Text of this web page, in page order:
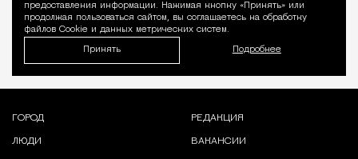
предоставления информации. Нажимая кнопку «Принять» или
продолжая пользоваться сайтом, вы соглашаетесь на обработку
файлов Cookie и данных метрических систем.
Принять Подробнее
ГОРОД
ЛЮДИ
РЕДАКЦИЯ
ВАКАНСИИ